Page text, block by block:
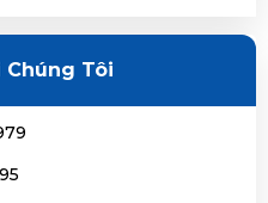
Chúng Tôi